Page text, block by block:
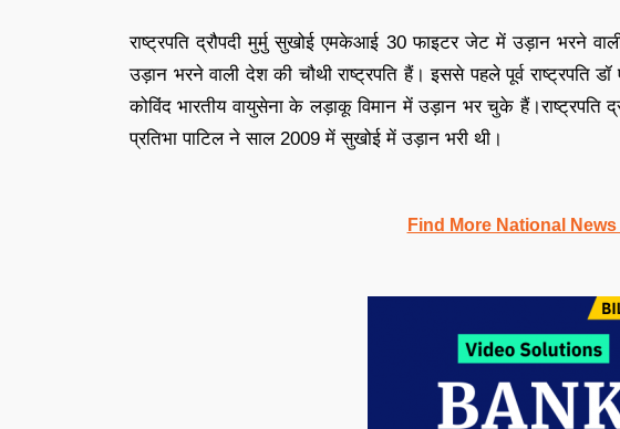
राष्ट्रपति द्रौपदी मुर्मु सुखोई एमकेआई 30 फाइटर जेट में उड़ान भरने
उड़ान भरने वाली देश की चौथी राष्ट्रपति हैं। इससे पहले पूर्व राष्ट्रपति
कोविंद भारतीय वायुसेना के लड़ाकू विमान में उड़ान भर चुके हैं।राष्ट्रपति
प्रतिभा पाटिल ने साल 2009 में सुखोई में उड़ान भरी थी।
Find More National News